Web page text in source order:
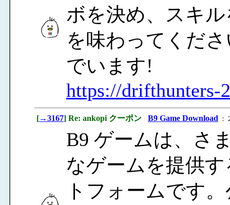
ボを決め、スキ
を味わってくだ
でいます!
https://drifthunters-
[→3167] Re: ankopi クーポン B9 Game Download ：
B9 ゲームは、さ
なゲームを提供
トフォームです